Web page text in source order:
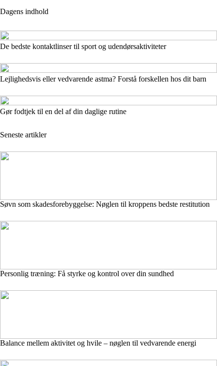
Dagens indhold
De bedste kontaktlinser til sport og udendørsaktiviteter
Lejlighedsvis eller vedvarende astma? Forstå forskellen hos dit barn
Gør fodtjek til en del af din daglige rutine
Seneste artikler
Søvn som skadesforebyggelse: Nøglen til kroppens bedste restitution
Personlig træning: Få styrke og kontrol over din sundhed
Balance mellem aktivitet og hvile – nøglen til vedvarende energi